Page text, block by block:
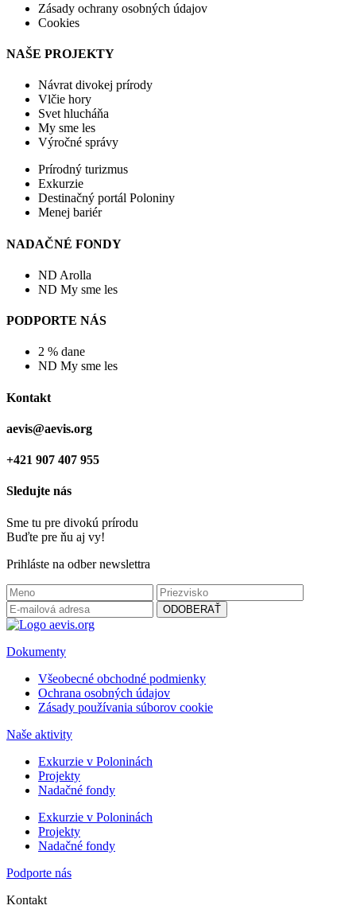
Zásady ochrany osobných údajov
Cookies
NAŠE PROJEKTY
Návrat divokej prírody
Vlčie hory
Svet hlucháňa
My sme les
Výročné správy
Prírodný turizmus
Exkurzie
Destinačný portál Poloniny
Menej bariér
NADAČNÉ FONDY
ND Arolla
ND My sme les
PODPORTE NÁS
2 % dane
ND My sme les
Kontakt
aevis@aevis.org
+421 907 407 955
Sledujte nás
Sme tu pre divokú prírodu
Buďte pre ňu aj vy!
Prihláste na odber newslettra
Dokumenty
Všeobecné obchodné podmienky
Ochrana osobných údajov
Zásady používania súborov cookie
Naše aktivity
Exkurzie v Poloninách
Projekty
Nadačné fondy
Exkurzie v Poloninách
Projekty
Nadačné fondy
Podporte nás
Kontakt